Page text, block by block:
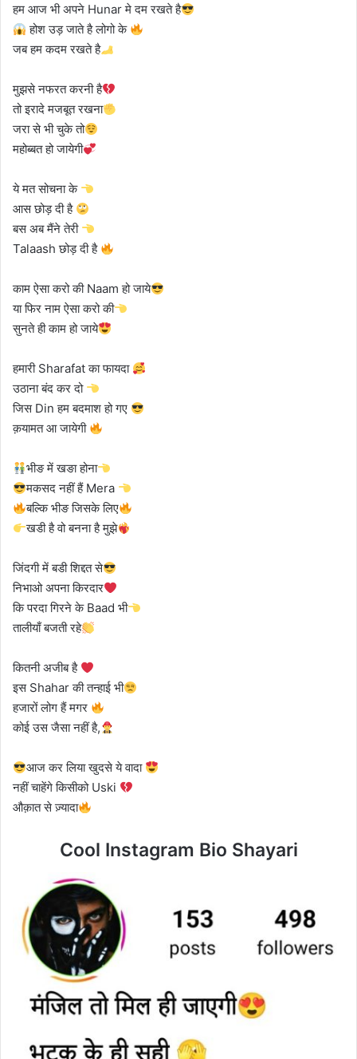
हम आज भी अपने Hunar मे दम रखते है
होश उड़ जाते है लोगो के
जब हम कदम रखते है
मुझसे नफरत करनी है
तो इरादे मजबूत रखना
जरा से भी चुके तो
महोब्बत हो जायेगी
ये मत सोचना के
आस छोड़ दी है
बस अब मैंने तेरी
Talaash छोड़ दी है
काम ऐसा करो की Naam हो जाये
या फिर नाम ऐसा करो की
सुनते ही काम हो जाये
हमारी Sharafat का फायदा
उठाना बंद कर दो
जिस Din हम बदमाश हो गए
क़यामत आ जायेगी
भीङ में खङा होना
मकसद नहीं हैं Mera
बल्कि भीङ जिसके लिए
खडी है वो बनना है मुझे
जिंदगी में बडी शिद्दत से
निभाओ अपना किरदार
कि परदा गिरने के Baad भी
तालीयाँ बजती रहे
कितनी अजीब है
इस Shahar की तन्हाई भी
हजारों लोग हैं मगर
कोई उस जैसा नहीं है,
आज कर लिया खुदसे ये वादा
नहीं चाहेंगे किसीको Uski
औक़ात से ज़्यादा
Cool Instagram Bio Shayari